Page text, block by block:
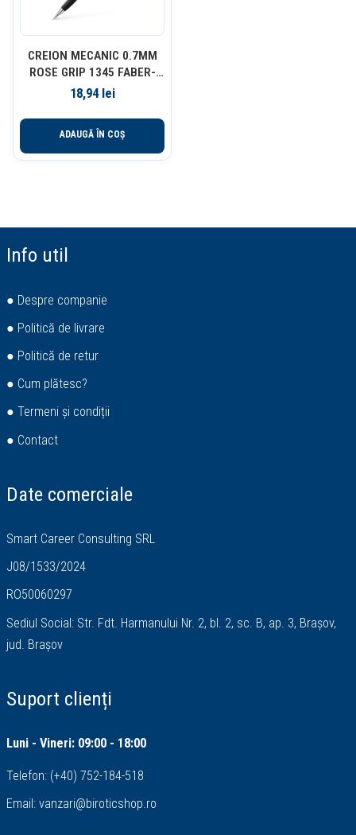
CREION MECANIC 0.7MM
ROSE GRIP 1345 FABER-
CASTELL
18,94 lei
ADAUGĂ ÎN COȘ
Info util
● Despre companie
● Politică de livrare
● Politică de retur
● Cum plătesc?
● Termeni și condiții
● Contact
Date comerciale
Smart Career Consulting SRL
J08/1533/2024
RO50060297
Sediul Social: Str. Fdt. Harmanului Nr. 2, bl. 2, sc. B, ap. 3, Brașov,
jud. Brașov
Suport clienți
Luni - Vineri: 09:00 - 18:00
Telefon: (+40) 752-184-518
Email: vanzari@biroticshop.ro